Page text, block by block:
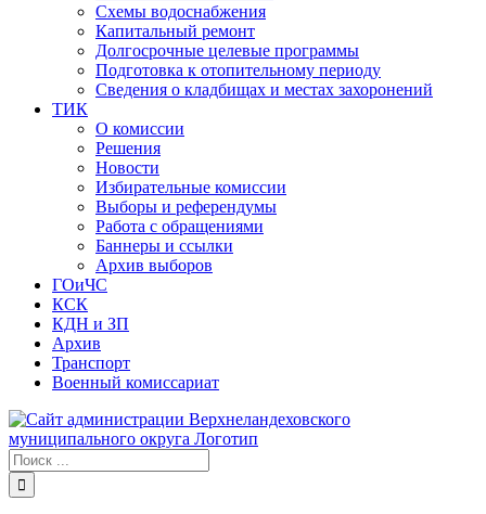
Схемы водоснабжения
Капитальный ремонт
Долгосрочные целевые программы
Подготовка к отопительному периоду
Сведения о кладбищах и местах захоронений
ТИК
О комиссии
Решения
Новости
Избирательные комиссии
Выборы и референдумы
Работа с обращениями
Баннеры и ссылки
Архив выборов
ГОиЧС
КСК
КДН и ЗП
Архив
Транспорт
Военный комиссариат
Результат
поиска: